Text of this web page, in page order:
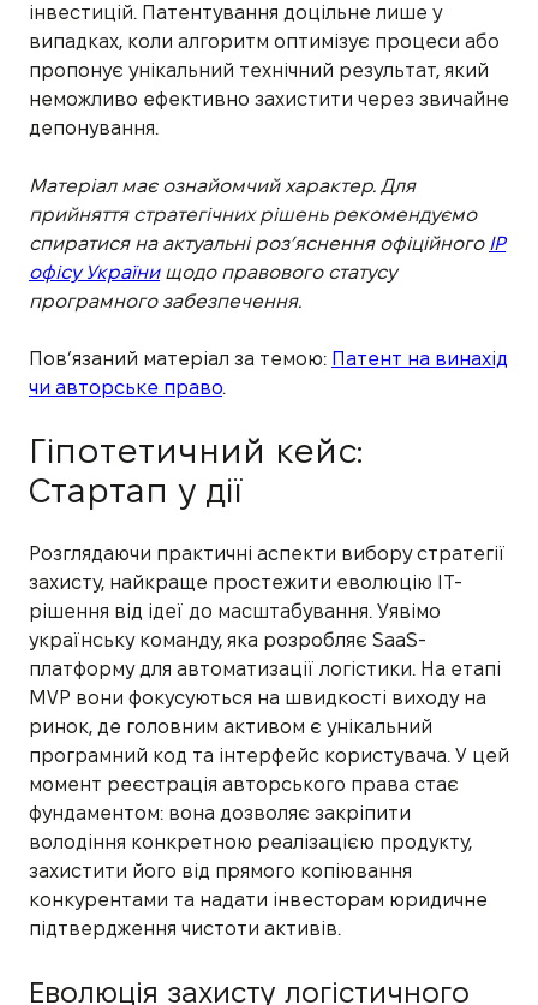
інвестицій. Патентування доцільне лише у
випадках, коли алгоритм оптимізує процеси або
пропонує унікальний технічний результат, який
неможливо ефективно захистити через звичайне
депонування.
Матеріал має ознайомчий характер. Для
прийняття стратегічних рішень рекомендуємо
спиратися на актуальні роз’яснення офіційного IP
офісу Українищодо правового статусу
програмного забезпечення.
Пов’язаний матеріал за темою: Патент на винахід
чи авторське право.
Гіпотетичний кейс:
Стартап у дії
Розглядаючи практичні аспекти вибору стратегії
захисту, найкраще простежити еволюцію IT-
рішення від ідеї до масштабування. Уявімо
українську команду, яка розробляє SaaS-
платформу для автоматизації логістики. На етапі
MVP вони фокусуються на швидкості виходу на
ринок, де головним активом є унікальний
програмний код та інтерфейс користувача. У цей
момент реєстрація авторського права стає
фундаментом: вона дозволяє закріпити
володіння конкретною реалізацією продукту,
захистити його від прямого копіювання
конкурентами та надати інвесторам юридичне
підтвердження чистоти активів.
Еволюція захисту логістичного